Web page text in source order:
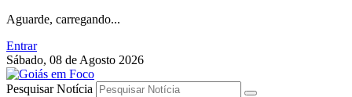
Aguarde, carregando...
Entrar
Sábado, 08 de Agosto 2026
Pesquisar Notícia